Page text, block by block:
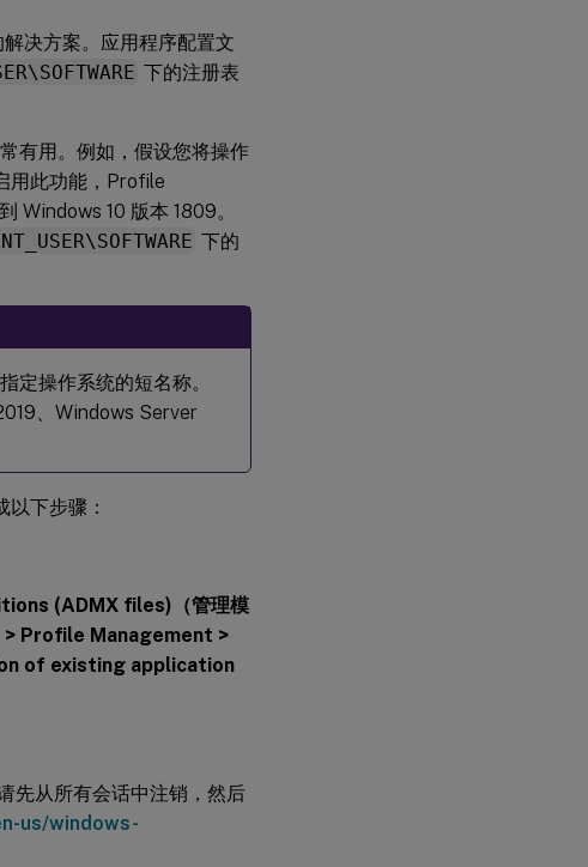
决方案。应用程序配置文
下的注册表
有用。例如，假设您将操作
用此功能，Profile
Windows 10 版本 1809。
下的
定操作系统的短名称。
、Windows Server
下步骤：
(ADMX files)（管理模
> Profile Management >
of existing application
先从所有会话中注销，然后
us/windows-